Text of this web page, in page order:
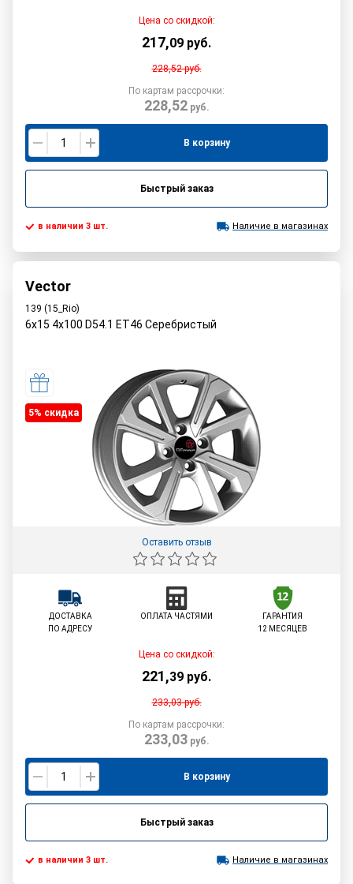
Цена со скидкой:
217,09 руб.
228,52руб.
По картам рассрочки:
228,52руб.
В корзину
Быстрый заказ
в наличии 3 шт. Наличие в магазинах
Vector
139 (15_Rio)
6x15 4x100 D54.1 ET46 Серебристый
5% cкидка
Оставить отзыв
ДОСТАВКА
ПО АДРЕСУ
ОПЛАТА ЧАСТЯМИ
ГАРАНТИЯ
12 МЕСЯЦЕВ
Цена со скидкой:
221,39 руб.
233,03руб.
По картам рассрочки:
233,03руб.
В корзину
Быстрый заказ
в наличии 3 шт. Наличие в магазинах